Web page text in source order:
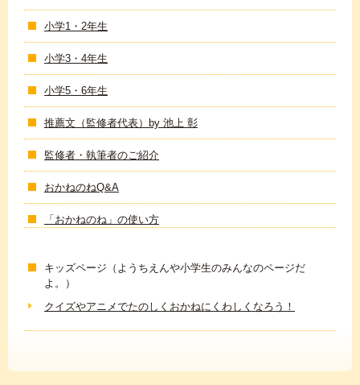
小学1・2年生
小学3・4年生
小学5・6年生
推薦文（監修者代表）by 池上 彰
監修者・執筆者のご紹介
おかねのねQ&A
「おかねのね」の使い方
キッズページ（ようちえんや小学生のみんなのページだ
よ。）
クイズやアニメでたのしくおかねにくわしくなろう！